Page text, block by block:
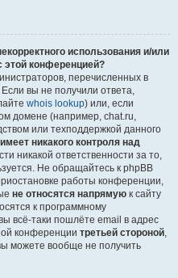
использования и/или
этой конференцией?
перечисленных в
вы не получили ответа,
whois lookup) или, если
домене (например, chat.ru,
или техподдержкой данного
никакого контроля над
никакой ответственности за то,
Не обращайтесь к phpBB
работы конференции,
не относятся напрямую к сайту
к программному
всё-таки пошлёте email в адрес
конференции третьей стороной,
можете вообще не получить